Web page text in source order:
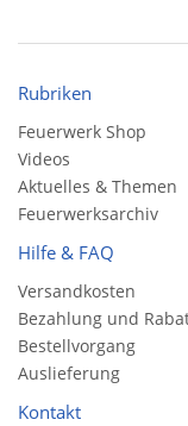
Rubriken
Feuerwerk Shop
Videos
Aktuelles & Themen
Feuerwerksarchiv
Hilfe & FAQ
Versandkosten
Bezahlung und
Bestellvorgang
Auslieferung
Kontakt